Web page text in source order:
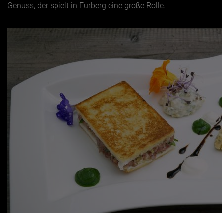
Mai
September
Oktober
Genuss, der spielt in Fürberg eine große Rolle.